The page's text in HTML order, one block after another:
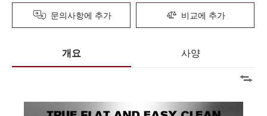
문의사항에 추가 비교에 추가
개요 사양